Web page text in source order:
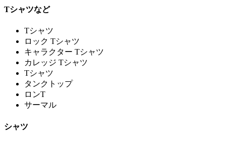
Tシャツなど
Tシャツ
ロック Tシャツ
キャラクター Tシャツ
カレッジ Tシャツ
Tシャツ
タンクトップ
ロンT
サーマル
シャツ